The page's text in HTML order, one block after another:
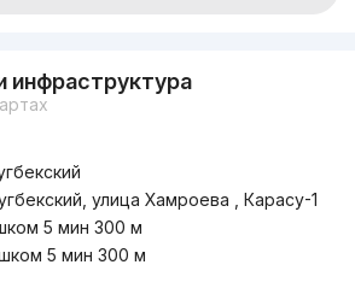
инфраструктура
улица Хамроева , Карасу-1
5 мин 300 м
5 мин 300 м